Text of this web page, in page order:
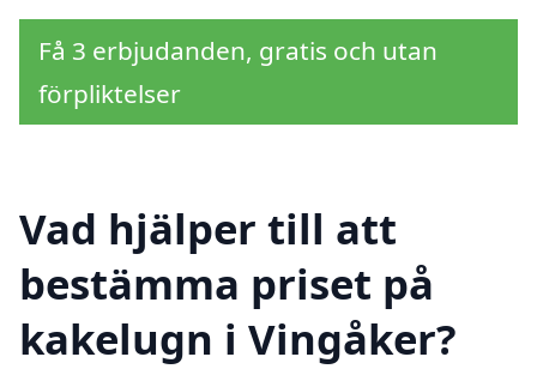
Få 3 erbjudanden, gratis och utan
förpliktelser
Vad hjälper till att
bestämma priset på
kakelugn i Vingåker?